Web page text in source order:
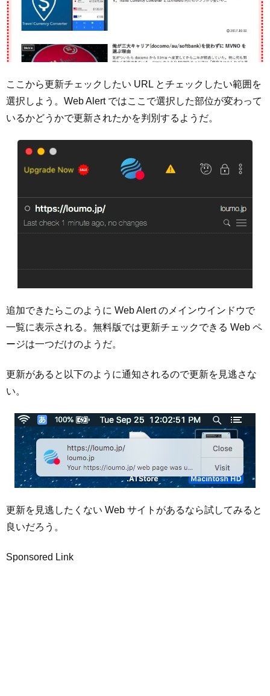
ここから更新チェックしたい URL とチェックしたい範囲を
選択しよう。Web Alert ではここで選択した部位が変わって
いるかどうかで更新されたかを判別するようだ。
追加できたらこのように Web Alert のメインウインドウで
一覧に表示される。無料版では更新チェックできる Web ペ
ージは一つだけのようだ。
更新があると以下のように通知されるので更新を見逃さな
い。
更新を見逃したくない Web サイトがあるなら試してみると
良いだろう。
Sponsored Link